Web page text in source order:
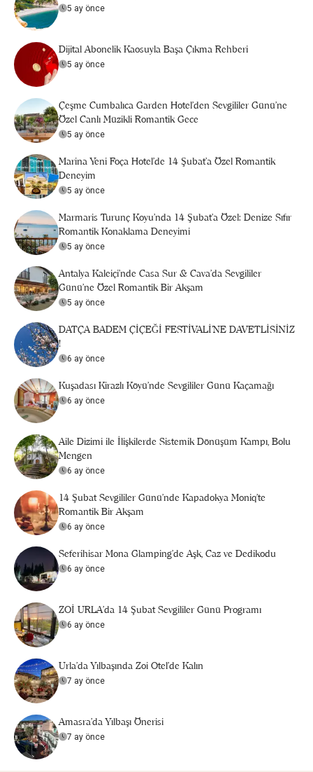
5 ay önce
Dijital Abonelik Kaosuyla Başa Çıkma Rehberi
5 ay önce
Çeşme Cumbalıca Garden Hotel’den Sevgililer Günü’ne
Özel Canlı Müzikli Romantik Gece
5 ay önce
Marina Yeni Foça Hotel’de 14 Şubat’a Özel Romantik
Deneyim
5 ay önce
Marmaris Turunç Koyu'nda 14 Şubat’a Özel: Denize Sıfır
Romantik Konaklama Deneyimi
5 ay önce
Antalya Kaleiçi'nde Casa Sur & Cava’da Sevgililer
Günü’ne Özel Romantik Bir Akşam
5 ay önce
DATÇA BADEM ÇİÇEĞİ FESTİVALİ’NE DAVETLİSİNİZ
!
6 ay önce
Kuşadası Kirazlı Köyü'nde Sevgililer Günü Kaçamağı
6 ay önce
Aile Dizimi ile İlişkilerde Sistemik Dönüşüm Kampı, Bolu
Mengen
6 ay önce
14 Şubat Sevgililer Günü’nde Kapadokya Moniq’te
Romantik Bir Akşam
6 ay önce
Seferihisar Mona Glamping’de Aşk, Caz ve Dedikodu
6 ay önce
ZOİ URLA'da 14 Şubat Sevgililer Günü Programı
6 ay önce
Urla'da Yılbaşında Zoi Otel'de Kalın
7 ay önce
Amasra'da Yılbaşı Önerisi
7 ay önce